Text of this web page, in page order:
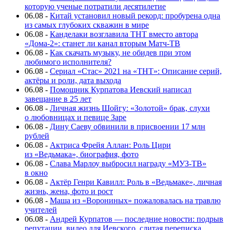
которую ученые потратили десятилетие
06.08 - Китай установил новый рекорд: пробурена одна
из самых глубоких скважин в мире
06.08 - Канделаки возглавила ТНТ вместо автора
«Дома-2»: станет ли канал вторым Матч-ТВ
06.08 - Как скачать музыку, не обидев при этом
любимого исполнителя?
06.08 - Сериал «Стас» 2021 на «ТНТ»: Описание серий,
актёры и роли, дата выхода
06.08 - Помощник Курпатова Иевский написал
завещание в 25 лет
06.08 - Личная жизнь Шойгу: «Золотой» брак, слухи
о любовницах и певице Заре
06.08 - Дину Саеву обвинили в присвоении 17 млн
рублей
06.08 - Актриса Фрейя Аллан: Роль Цири
из «Ведьмака», биография, фото
06.08 - Слава Марлоу выбросил награду «МУЗ-ТВ»
в окно
06.08 - Актёр Генри Кавилл: Роль в «Ведьмаке», личная
жизнь, жена, фото и рост
06.08 - Маша из «Ворониных» пожаловалась на травлю
учителей
06.08 - Андрей Курпатов — последние новости: подрыв
репутации, видео для Иевского, слитая переписка